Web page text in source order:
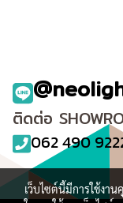
ติดต่อ
062 490
เว็บไซต์นี้มีการใช้งา